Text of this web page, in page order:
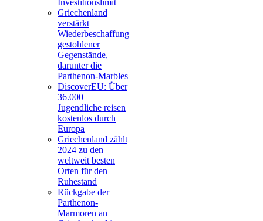
Investitionslimit
Griechenland
verstärkt
Wiederbeschaffung
gestohlener
Gegenstände,
darunter die
Parthenon-Marbles
DiscoverEU: Über
36.000
Jugendliche reisen
kostenlos durch
Europa
Griechenland zählt
2024 zu den
weltweit besten
Orten für den
Ruhestand
Rückgabe der
Parthenon-
Marmoren an